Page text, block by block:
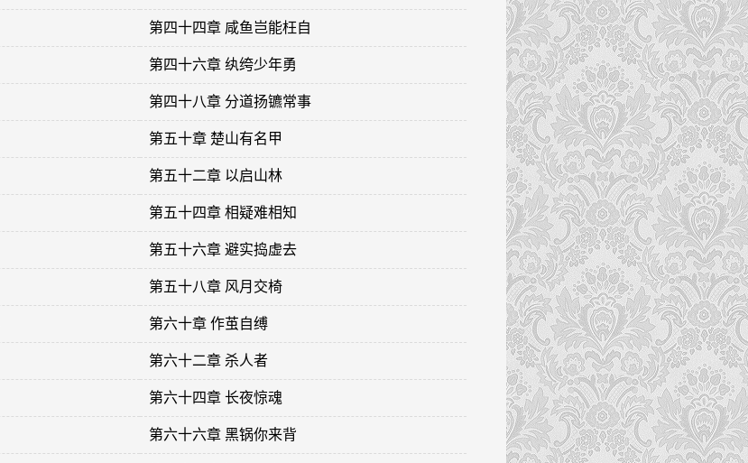
第四十四章 咸鱼岂能枉自
第四十六章 纨绔少年勇
第四十八章 分道扬镳常事
第五十章 楚山有名甲
第五十二章 以启山林
第五十四章 相疑难相知
第五十六章 避实捣虚去
第五十八章 风月交椅
第六十章 作茧自缚
第六十二章 杀人者
第六十四章 长夜惊魂
第六十六章 黑锅你来背